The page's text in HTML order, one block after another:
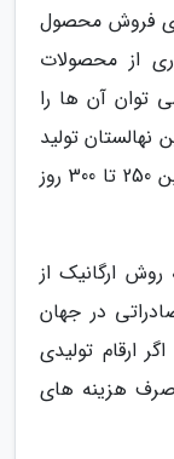
فروش محصول
از محصولات
توان آن ها را
تولید
می شود که می توان بدون هیچ آسیبی بین 250 تا 300 روز
روش ارگانیک از
در جهان
ارقام تولیدی
صرف هزینه های